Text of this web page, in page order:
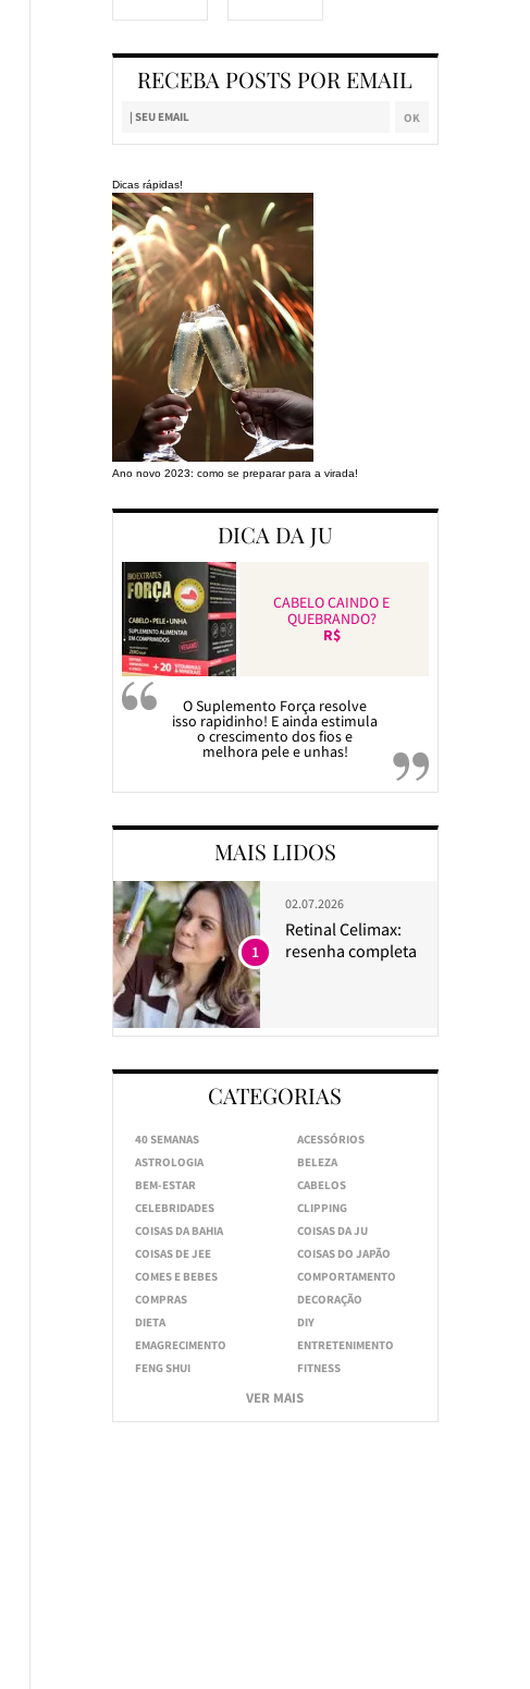
RECEBA POSTS POR EMAIL
Dicas rápidas!
Ano novo 2023: como se preparar para a virada!
DICA DA JU
CABELO CAINDO E
QUEBRANDO?
R$
O Suplemento Força resolve
isso rapidinho! E ainda estimula
o crescimento dos fios e
melhora pele e unhas!
MAIS LIDOS
02.07.2026
Retinal Celimax:
resenha completa
1
CATEGORIAS
40 SEMANAS
ACESSÓRIOS
ASTROLOGIA
BELEZA
BEM-ESTAR
CABELOS
CELEBRIDADES
CLIPPING
COISAS DA BAHIA
COISAS DA JU
COISAS DE JEE
COISAS DO JAPÃO
COMES E BEBES
COMPORTAMENTO
COMPRAS
DECORAÇÃO
DIETA
DIY
EMAGRECIMENTO
ENTRETENIMENTO
FENG SHUI
FITNESS
VER MAIS